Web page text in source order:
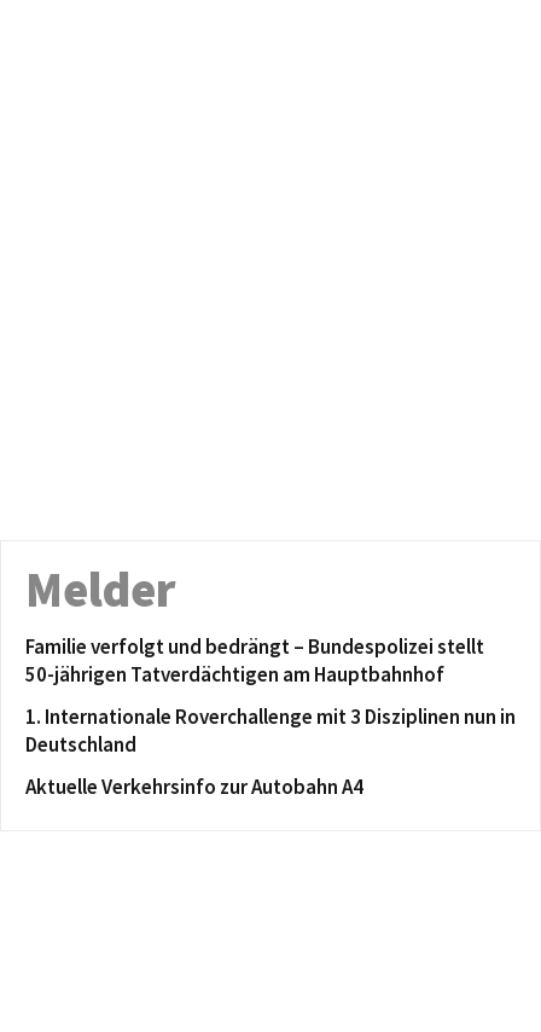
Melder
Familie verfolgt und bedrängt – Bundespolizei stellt
50-jährigen Tatverdächtigen am Hauptbahnhof
1. Internationale Roverchallenge mit 3 Disziplinen nun in
Deutschland
Aktuelle Verkehrsinfo zur Autobahn A4